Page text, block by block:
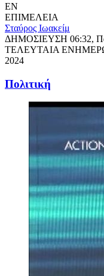
EN
ΕΠΙΜΕΛΕΙΑ
Σταύρος Ιωακείμ
ΔΗΜΟΣΙΕΥΣΗ 06:32,
ΤΕΛΕΥΤΑΙΑ
2024
Πολιτική